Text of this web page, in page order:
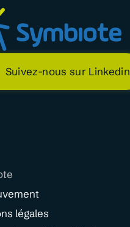
Suivez-nous sur Linkedin
légales